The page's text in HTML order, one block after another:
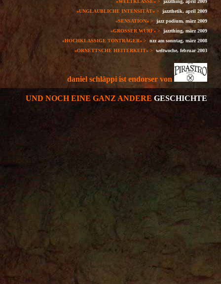
«WELTKLASSE» > jazzthing, april 2009
«UNGLAUBLICHE INTENSITÄT» > jazzthetik, april 2009
«SENSATION» > jazz podium, märz 2009
«GROSSER WURF» > jazzthing, märz 2009
«HOCHKLASSIGE TONTRÄGER» > nzz am sonntag, märz 2008
«ORNETTSCHE HEITERKEIT» > weltwoche, februar 2003
daniel schläppi ist endorser von
UND NOCH EINE GANZ ANDERE GESCHICHTE